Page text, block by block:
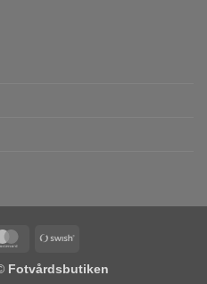
MasterCard
Fotvårdsbutiken